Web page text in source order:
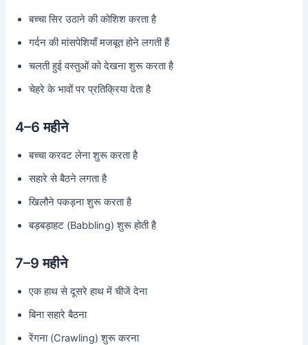
बच्चा सिर उठाने की कोशिश करता है
गर्दन की मांसपेशियाँ मजबूत होने लगती हैं
चलती हुई वस्तुओं को देखना शुरू करता है
चेहरे के भावों पर प्रतिक्रिया देता है
4–6 महीने
बच्चा करवट लेना शुरू करता है
सहारे से बैठने लगता है
खिलौने पकड़ना शुरू करता है
बड़बड़ाहट (Babbling) शुरू होती है
7–9 महीने
एक हाथ से दूसरे हाथ में चीजें देना
बिना सहारे बैठना
रेंगना (Crawling) शुरू करना